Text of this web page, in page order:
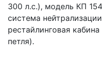
300 л.с.), модель КП
система
рестайлинговая
петля).